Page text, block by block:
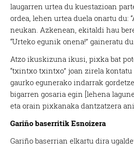
laugarren urtea du kuestazioan
ordea, lehen urtea duela onartu du:
neukan. Azkenean, ekitaldi hau
“Urteko egunik onena!” gaineratu
Atzo ikuskizuna ikusi, pixka bat
“txintxo txintxo” joan zirela kontatu
gaurko egunerako indarrak
bigarren gosaria egin [lehena
eta orain pixkanaka dantzatzera
Gariño baserritik Esnoizera
Gariño baserrian elkartu dira